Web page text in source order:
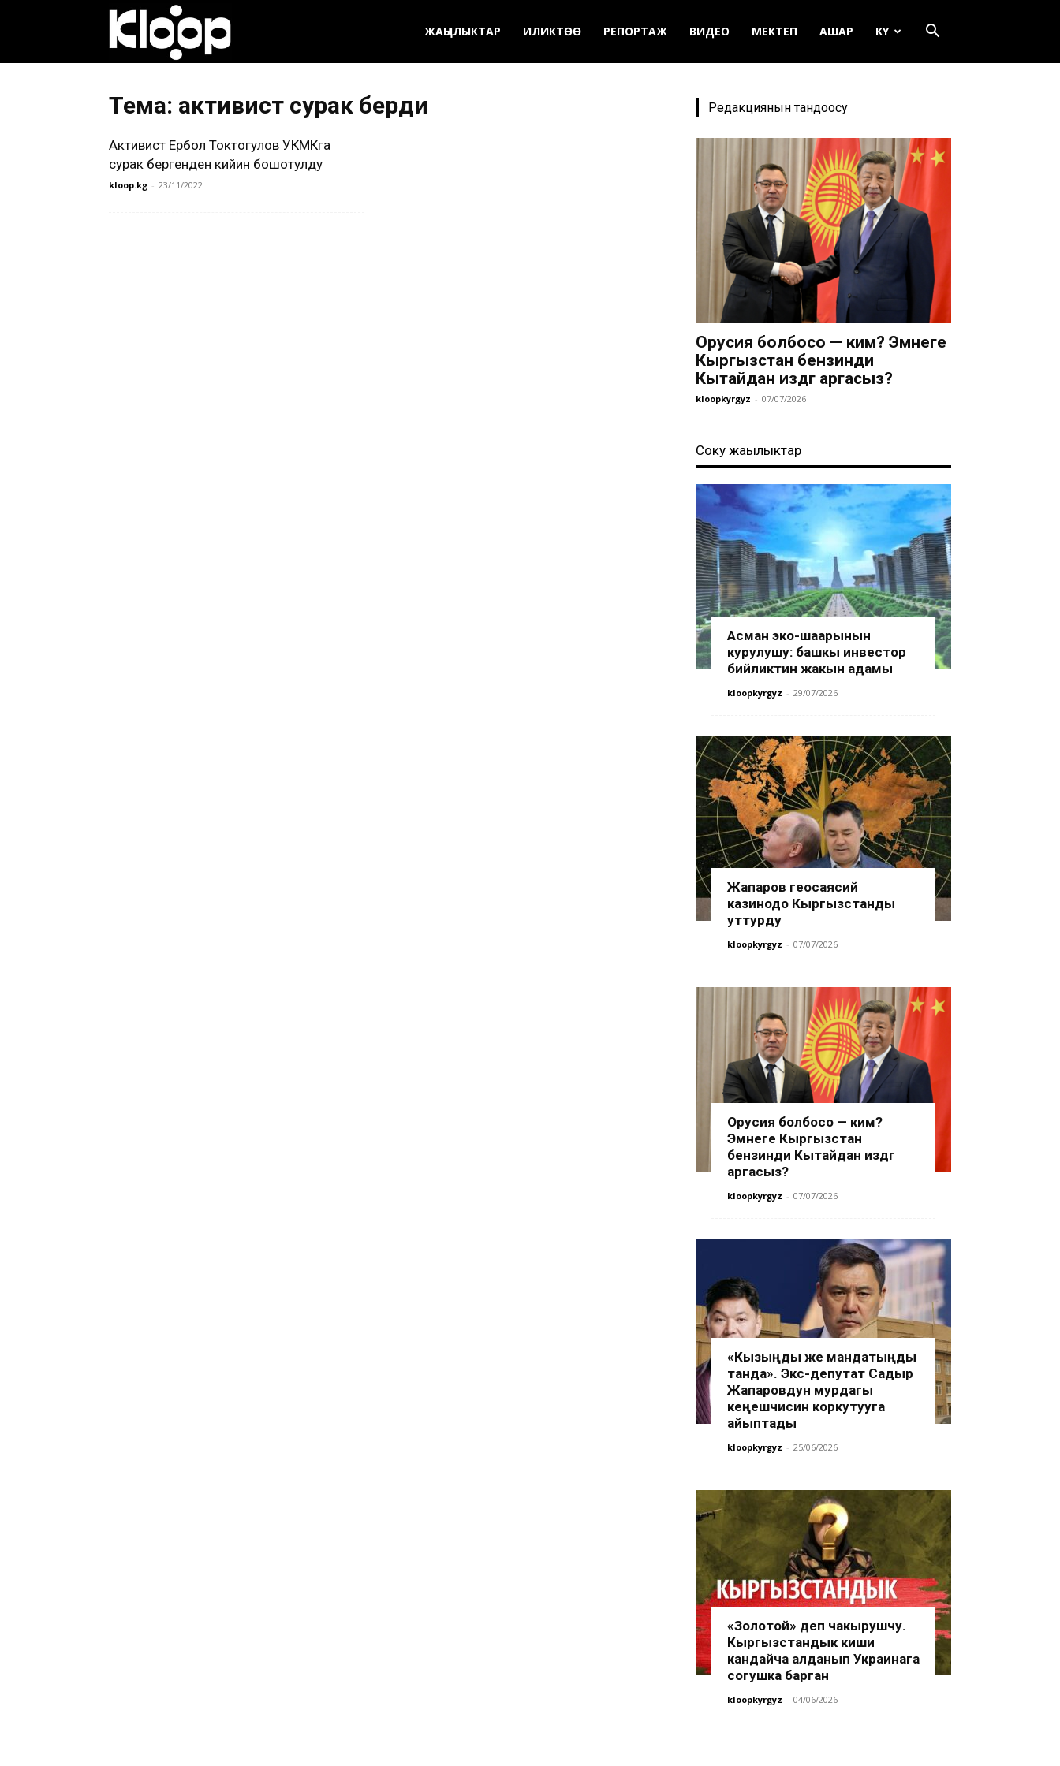
|
ЖАҢЫЛЫКТАР ИЛИКТӨӨ РЕПОРТАЖ ВИДЕО МЕКТЕП АШАР KY
Тема: активист сурак берди
Активист Ербол Токтогулов УКМКга
сурак бергенден кийин бошотулду
kloop.kg - 23/11/2022
Редакциянын тандоосу
Орусия болбосо — ким? Эмнеге
Кыргызстан бензинди
Кытайдан издөөгө аргасыз?
kloopkyrgyz - 07/07/2026
Соңку жаңылыктар
Асман эко-шаарынын
курулушу: башкы инвестор
бийликтин жакын адамы
kloopkyrgyz - 29/07/2026
Жапаров геосаясий
казинодо Кыргызстанды
уттурду
kloopkyrgyz - 07/07/2026
Орусия болбосо — ким?
Эмнеге Кыргызстан
бензинди Кытайдан издөөгө
аргасыз?
kloopkyrgyz - 07/07/2026
«Кызыңды же мандатыңды
танда». Экс-депутат Садыр
Жапаровдун мурдагы
кеңешчисин коркутууга
айыптады
kloopkyrgyz - 25/06/2026
«Золотой» деп чакырушчу.
Кыргызстандык киши
кандайча алданып Украинага
согушка барган
kloopkyrgyz - 04/06/2026